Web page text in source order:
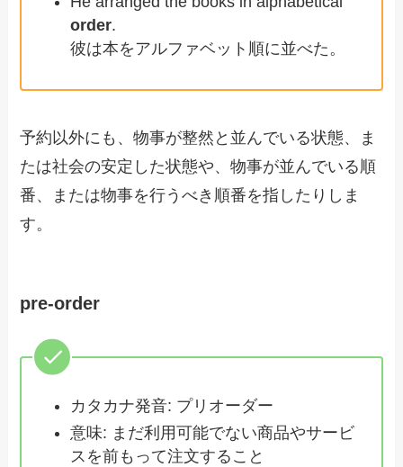
order.
彼は本をアルファベット順に並べた。
予約以外にも、物事が整然と並んでいる状態、ま
たは社会の安定した状態や、物事が並んでいる順
番、または物事を行うべき順番を指したりしま
す。
pre-order
カタカナ発音: プリオーダー
意味: まだ利用可能でない商品やサービ
スを前もって注文すること